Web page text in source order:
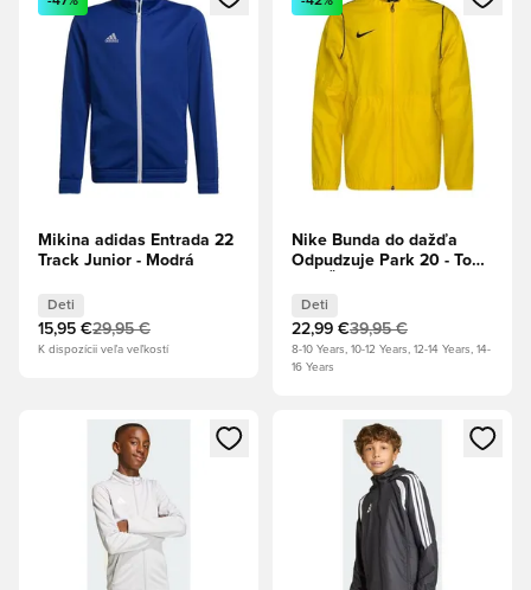
Mikina adidas Entrada 22
Track Junior - Modrá
Deti
15,95 €29,95 €
K dispozícii veľa veľkostí
Nike Bunda do dažďa
Odpudzuje Park 20 - Tour
Deti
22,99 €39,95 €
8-10 Years, 10-12 Years, 12-14 Years, 14-
16 Years
Otvorí modál na prihlásenie alebo registráciu ako člen
Otvorí modál na prihlásenie